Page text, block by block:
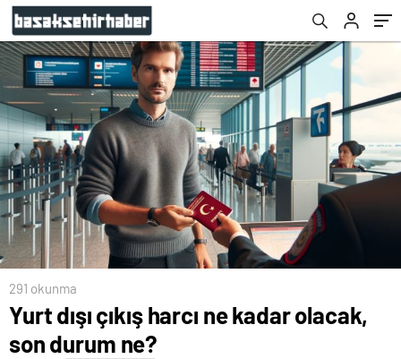
291 okunma
Yurt dışı çıkış harcı ne kadar olacak,
son durum ne?